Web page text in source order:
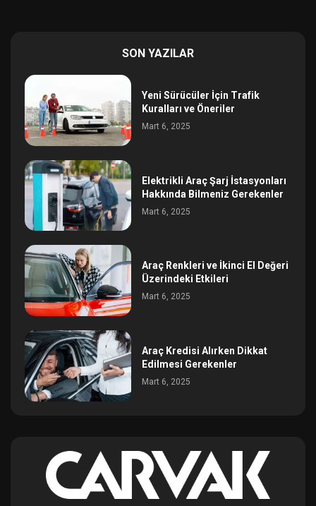
SON YAZILAR
Yeni Sürücüler İçin Trafik
Kuralları ve Öneriler
Mart 6, 2025
Elektrikli Araç Şarj İstasyonları
Hakkında Bilmeniz Gerekenler
Mart 6, 2025
Araç Renkleri ve İkinci El Değeri
Üzerindeki Etkileri
Mart 6, 2025
Araç Kredisi Alırken Dikkat
Edilmesi Gerekenler
Mart 6, 2025